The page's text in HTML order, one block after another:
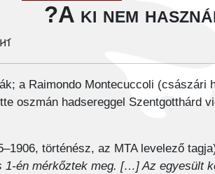
A ki nem
a Raimondo Montecuccoli (császári
oszmán hadsereggel Szentgotthárd
történész, az MTA levelező
én mérkőztek meg. […] Az egyesült